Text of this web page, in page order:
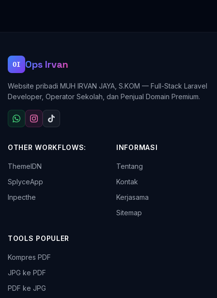
OI Ops Irvan
Website pribadi MUH IRVAN JAYA, S.KOM — Full-Stack Laravel
Developer, Operator Sekolah, dan Penjual Domain Premium.
OTHER WORKFLOWS:
ThemeIDN
SplyceApp
Inpecthe
INFORMASI
Tentang
Kontak
Kerjasama
Sitemap
TOOLS POPULER
Kompres PDF
JPG ke PDF
PDF ke JPG